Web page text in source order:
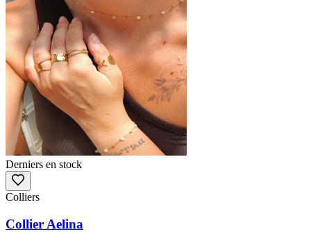
Derniers en stock
Colliers
Collier Aelina